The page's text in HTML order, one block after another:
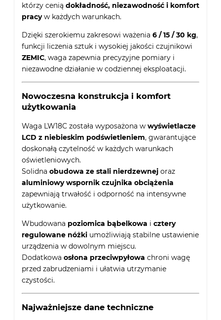
którzy cenią dokładność, niezawodność i komfort
pracyw każdych warunkach.
Dzięki szerokiemu zakresowi ważenia 6 / 15 / 30 kg,
funkcji liczenia sztuk i wysokiej jakości czujnikowi
ZEMIC, waga zapewnia precyzyjne pomiary i
niezawodne działanie w codziennej eksploatacji.
Nowoczesna konstrukcja i komfort
użytkowania
Waga LW18C została wyposażona w wyświetlacze
LCD z niebieskim podświetleniem, gwarantujące
doskonałą czytelność w każdych warunkach
oświetleniowych.
Solidna obudowa ze stali nierdzewnej oraz
aluminiowy wspornik czujnika obciążenia
zapewniają trwałość i odporność na intensywne
użytkowanie.
Wbudowana poziomica bąbelkowa i cztery
regulowane nóżki umożliwiają stabilne ustawienie
urządzenia w dowolnym miejscu.
Dodatkowa osłona przeciwpyłowa chroni wagę
przed zabrudzeniami i ułatwia utrzymanie
czystości.
Najważniejsze dane techniczne